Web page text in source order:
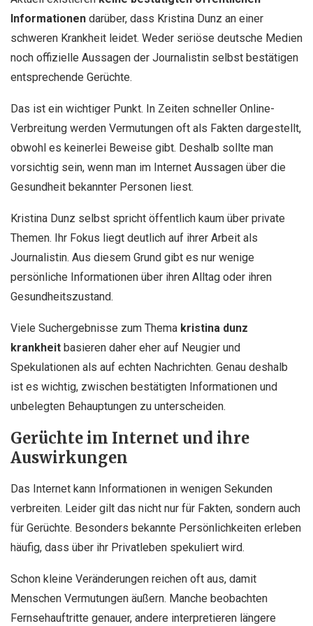
Informationen darüber, dass Kristina Dunz an einer
schweren Krankheit leidet. Weder seriöse deutsche Medien
noch offizielle Aussagen der Journalistin selbst bestätigen
entsprechende Gerüchte.
Das ist ein wichtiger Punkt. In Zeiten schneller Online-
Verbreitung werden Vermutungen oft als Fakten dargestellt,
obwohl es keinerlei Beweise gibt. Deshalb sollte man
vorsichtig sein, wenn man im Internet Aussagen über die
Gesundheit bekannter Personen liest.
Kristina Dunz selbst spricht öffentlich kaum über private
Themen. Ihr Fokus liegt deutlich auf ihrer Arbeit als
Journalistin. Aus diesem Grund gibt es nur wenige
persönliche Informationen über ihren Alltag oder ihren
Gesundheitszustand.
Viele Suchergebnisse zum Thema kristina dunz
krankheit basieren daher eher auf Neugier und
Spekulationen als auf echten Nachrichten. Genau deshalb
ist es wichtig, zwischen bestätigten Informationen und
unbelegten Behauptungen zu unterscheiden.
Gerüchte im Internet und ihre
Auswirkungen
Das Internet kann Informationen in wenigen Sekunden
verbreiten. Leider gilt das nicht nur für Fakten, sondern auch
für Gerüchte. Besonders bekannte Persönlichkeiten erleben
häufig, dass über ihr Privatleben spekuliert wird.
Schon kleine Veränderungen reichen oft aus, damit
Menschen Vermutungen äußern. Manche beobachten
Fernsehauftritte genauer, andere interpretieren längere